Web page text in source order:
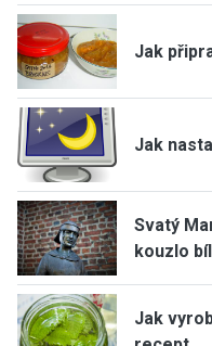
Jak
Jak
Svatý
kouzlo
Jak